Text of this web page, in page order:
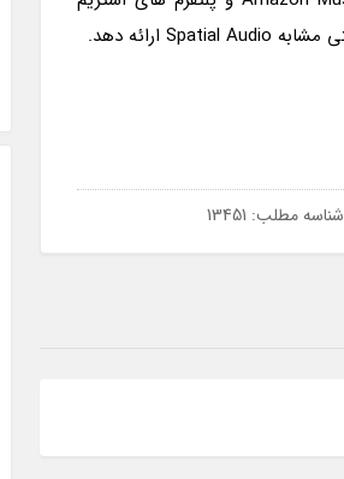
شناسه مطلب: 13451